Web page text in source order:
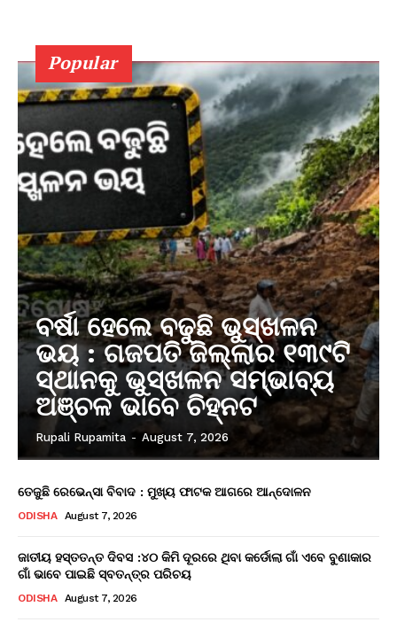
Popular
ବର୍ଷା ହେଲେ ବଢୁଛି ଭୁସ୍ଖଳନ
ଭୟ : ଗଜପତି ଜିଲ୍ଲାର ୧୩୯ଟି
ସ୍ଥାନକୁ ଭୁସ୍ଖଳନ ସମ୍ଭାବ୍ୟ
ଅଞ୍ଚଳ ଭାବେ ଚିହ୍ନଟ
Rupali Rupamita - August 7, 2026
ତେଜୁଛି ରେଭେନ୍ସା ବିବାଦ : ମୁଖ୍ୟ ଫାଟକ ଆଗରେ ଆନ୍ଦୋଳନ
ODISHA August 7, 2026
ଜାତୀୟ ହସ୍ତତନ୍ତ ଦିବସ :୪୦ କିମି ଦୂରରେ ଥିବା କର୍ଡୋଲା ଗାଁ ଏବେ ବୁଣାକାର
ଗାଁ ଭାବେ ପାଇଛି ସ୍ବତନ୍ତ୍ର ପରିଚୟ
ODISHA August 7, 2026